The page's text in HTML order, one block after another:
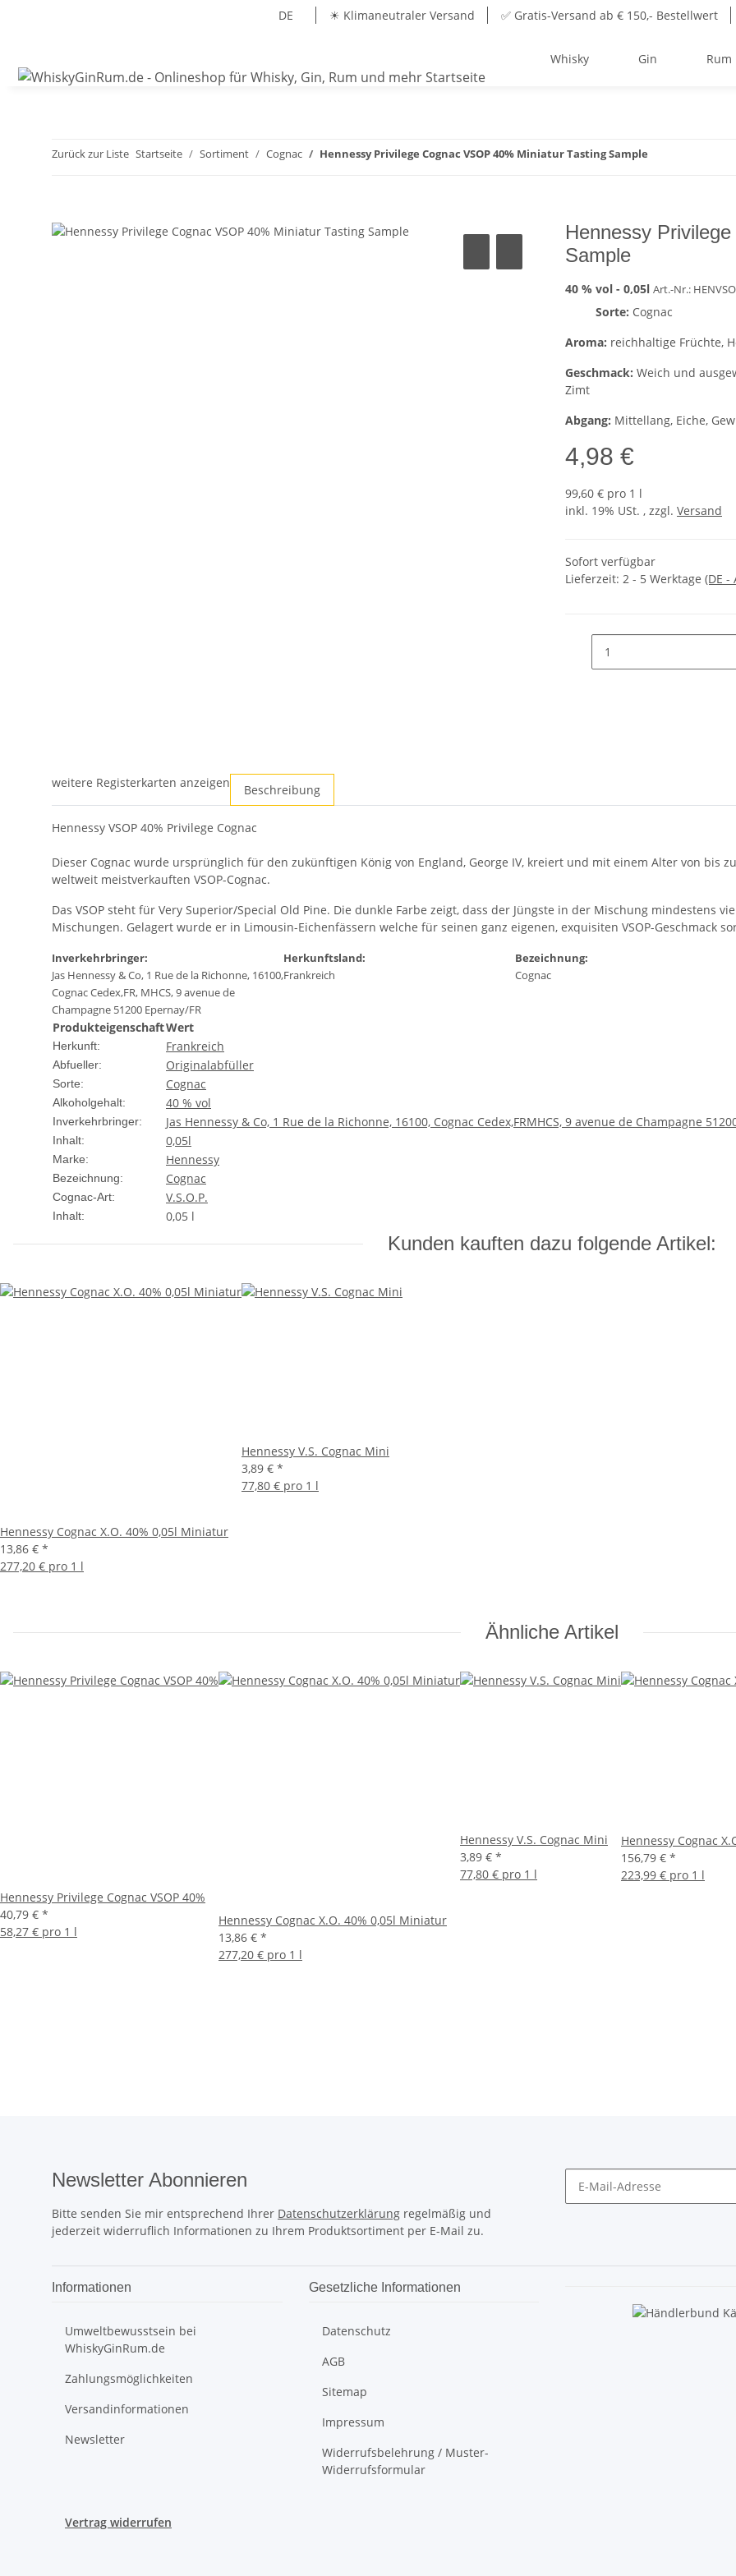
DE ☀ Klimaneutraler Versand ✅ Gratis-Versand ab € 150,- Bestellwert
Whisky Gin Rum
Zurück zur Liste Startseite Sortiment Cognac Hennessy Privilege Cognac VSOP 40% Miniatur Tasting Sample
Hennessy
Sample
40 % vol - 0,05l Art.-Nr.:
Sorte: Cognac
Aroma: reichhaltige Früchte,
Geschmack: Weich und
Zimt
Abgang: Mittellang, Eiche,
4,98 €
99,60 € pro 1 l
inkl. 19% USt. , zzgl. Versand
Sofort verfügbar
Lieferzeit: 2 - 5 Werktage (DE
weitere Registerkarten anzeigen Beschreibung
Hennessy VSOP 40% Privilege Cognac
Dieser Cognac wurde ursprünglich für den zukünftigen König von England, George IV, kreiert und mit einem Alter von bis
weltweit meistverkauften VSOP-Cognac.
Das VSOP steht für Very Superior/Special Old Pine. Die dunkle Farbe zeigt, dass der Jüngste in der Mischung mindestens
Mischungen. Gelagert wurde er in Limousin-Eichenfässern welche für seinen ganz eigenen, exquisiten VSOP-Geschmack
Inverkehrbringer:
Jas Hennessy & Co, 1 Rue de la Richonne, 16100,
Cognac Cedex,FR, MHCS, 9 avenue de
Champagne 51200 Epernay/FR
Herkunftsland:
Frankreich
Bezeichnung:
Cognac
ProdukteigenschaftWert
Herkunft: Frankreich
Abfueller: Originalabfüller
Sorte: Cognac
Alkoholgehalt: 40 % vol
Inverkehrbringer: Jas Hennessy & Co, 1 Rue de la Richonne, 16100, Cognac Cedex,FRMHCS, 9 avenue de Champagne
Inhalt: 0,05l
Marke: Hennessy
Bezeichnung: Cognac
Cognac-Art: V.S.O.P.
Inhalt: 0,05 l
Kunden kauften dazu folgende Artikel:
Hennessy Cognac X.O. 40% 0,05l Miniatur
13,86 € *
277,20 € pro 1 l
Hennessy V.S. Cognac Mini
3,89 € *
77,80 € pro 1 l
Ähnliche Artikel
Hennessy Privilege Cognac VSOP 40%
40,79 € *
58,27 € pro 1 l
Hennessy Cognac X.O. 40% 0,05l Miniatur
13,86 € *
277,20 € pro 1 l
Hennessy V.S. Cognac Mini
3,89 € *
77,80 € pro 1 l
Hennessy Cognac
156,79 € *
223,99 € pro 1 l
Newsletter Abonnieren
Bitte senden Sie mir entsprechend Ihrer Datenschutzerklärung regelmäßig und
jederzeit widerruflich Informationen zu Ihrem Produktsortiment per E-Mail zu.
Informationen
Umweltbewusstsein bei
WhiskyGinRum.de
Zahlungsmöglichkeiten
Versandinformationen
Newsletter
Gesetzliche Informationen
Datenschutz
AGB
Sitemap
Impressum
Widerrufsbelehrung / Muster-
Widerrufsformular
Vertrag widerrufen